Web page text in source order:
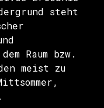
steht
Raum bzw.
meist zu